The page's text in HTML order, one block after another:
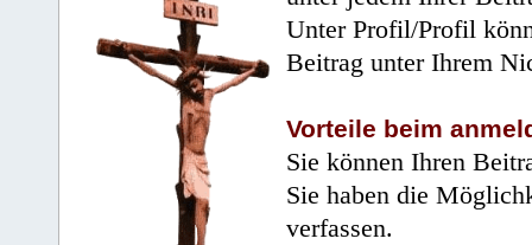
Unter Profil/Profil
Beitrag unter Ihrem
Vorteile beim
Sie können Ihren
Sie haben die
verfassen.